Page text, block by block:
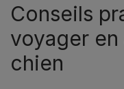
Conseils
voyager
chien